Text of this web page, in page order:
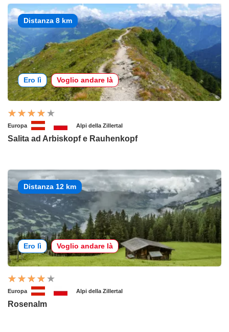
Distanza 8 km
Ero lì Voglio andare là
Europa Alpi della Zillertal
Salita ad Arbiskopf e Rauhenkopf
Distanza 12 km
Ero lì Voglio andare là
Europa Alpi della Zillertal
Rosenalm